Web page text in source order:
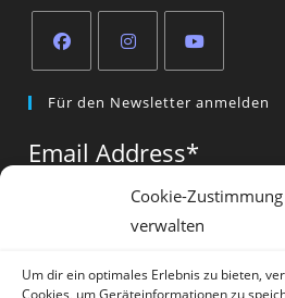
Cookie-Zustimmung
verwalten
Um dir ein optimales Erlebnis zu bieten,
Cookies, um Geräteinformationen zu
in
new
in
new
in
new
tab
Für den Newsletter anmelden
Email Address*
Vorname*